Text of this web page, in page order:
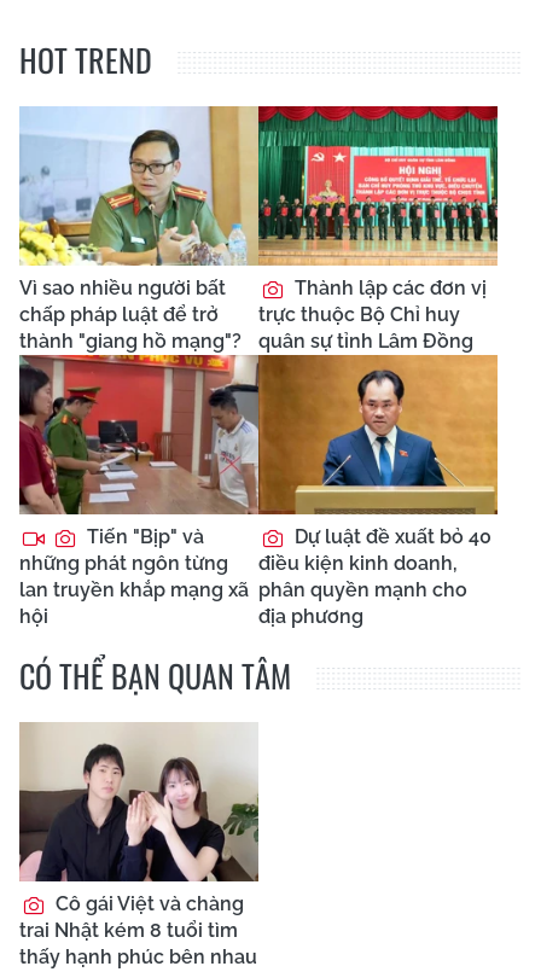
HOT TREND
Vì sao nhiều người bất
chấp pháp luật để trở
thành "giang hồ mạng"?
Thành lập các đơn vị
trực thuộc Bộ Chỉ huy
quân sự tỉnh Lâm Đồng
Tiến "Bịp" và
những phát ngôn từng
lan truyền khắp mạng xã
hội
Dự luật đề xuất bỏ 40
điều kiện kinh doanh,
phân quyền mạnh cho
địa phương
CÓ THỂ BẠN QUAN TÂM
Cô gái Việt và chàng
trai Nhật kém 8 tuổi tìm
thấy hạnh phúc bên nhau